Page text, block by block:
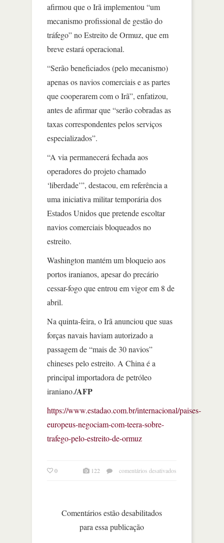
afirmou que o Irã implementou “um
mecanismo profissional de gestão do
tráfego” no Estreito de Ormuz, que em
breve estará operacional.
“Serão beneficiados (pelo mecanismo)
apenas os navios comerciais e as partes
que cooperarem com o Irã”, enfatizou,
antes de afirmar que “serão cobradas as
taxas correspondentes pelos serviços
especializados”.
“A via permanecerá fechada aos
operadores do projeto chamado
‘liberdade’”, destacou, em referência a
uma iniciativa militar temporária dos
Estados Unidos que pretende escoltar
navios comerciais bloqueados no
estreito.
Washington mantém um bloqueio aos
portos iranianos, apesar do precário
cessar-fogo que entrou em vigor em 8 de
abril.
Na quinta-feira, o Irã anunciou que suas
forças navais haviam autorizado a
passagem de “mais de 30 navios”
chineses pelo estreito. A China é a
principal importadora de petróleo
iraniano./AFP
https://www.estadao.com.br/internacional/paises-
europeus-negociam-com-teera-sobre-
trafego-pelo-estreito-de-ormuz
0 122 comentários desativados
Comentários estão desabilitados
para essa publicação